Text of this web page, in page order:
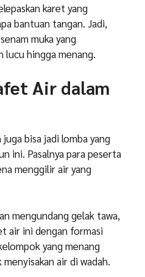
karet yang
bantuan tangan. Jadi,
muka yang
lucu hingga menang.
Air dalam
bisa jadi lomba yang
ini. Pasalnya para peserta
menggilir air yang
mengundang gelak tawa,
air ini dengan formasi
yang menang
air di wadah.